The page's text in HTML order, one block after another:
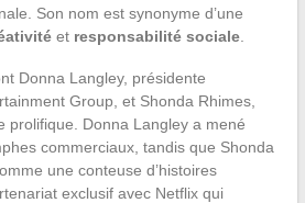
Son nom est synonyme d’une
et responsabilité sociale.
Donna Langley, présidente
Group, et Shonda Rhimes,
prolifique. Donna Langley a mené
commerciaux, tandis que Shonda
une conteuse d’histoires
exclusif avec Netflix qui